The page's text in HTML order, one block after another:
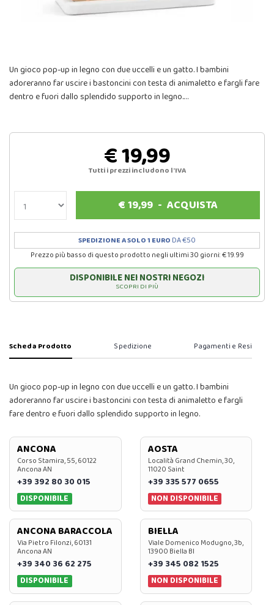
Un gioco pop-up in legno con due uccelli e un gatto. I bambini
adoreranno far uscire i bastoncini con testa di animaletto e fargli fare
dentro e fuori dallo splendido supporto in legno.…
€ 19,99
Tutti i prezzi includono l'IVA
€19,99- ACQUISTA
SPEDIZIONE A SOLO 1 EURO DA €50
Prezzo più basso di questo prodotto negli ultimi 30 giorni: € 19.99
DISPONIBILE NEI NOSTRI NEGOZI
SCOPRI DI PIÙ
Scheda Prodotto Spedizione Pagamenti e Resi
Un gioco pop-up in legno con due uccelli e un gatto. I bambini
adoreranno far uscire i bastoncini con testa di animaletto e fargli
fare dentro e fuori dallo splendido supporto in legno.
ANCONA
Corso Stamira, 55, 60122
Ancona AN
+39 392 80 30 015
DISPONIBILE
AOSTA
Località Grand Chemin, 30,
11020 Saint
+39 335 577 0655
NON DISPONIBILE
ANCONA BARACCOLA
Via Pietro Filonzi, 60131
Ancona AN
+39 340 36 62 275
DISPONIBILE
BIELLA
Viale Domenico Modugno, 3b,
13900 Biella BI
+39 345 082 1525
NON DISPONIBILE